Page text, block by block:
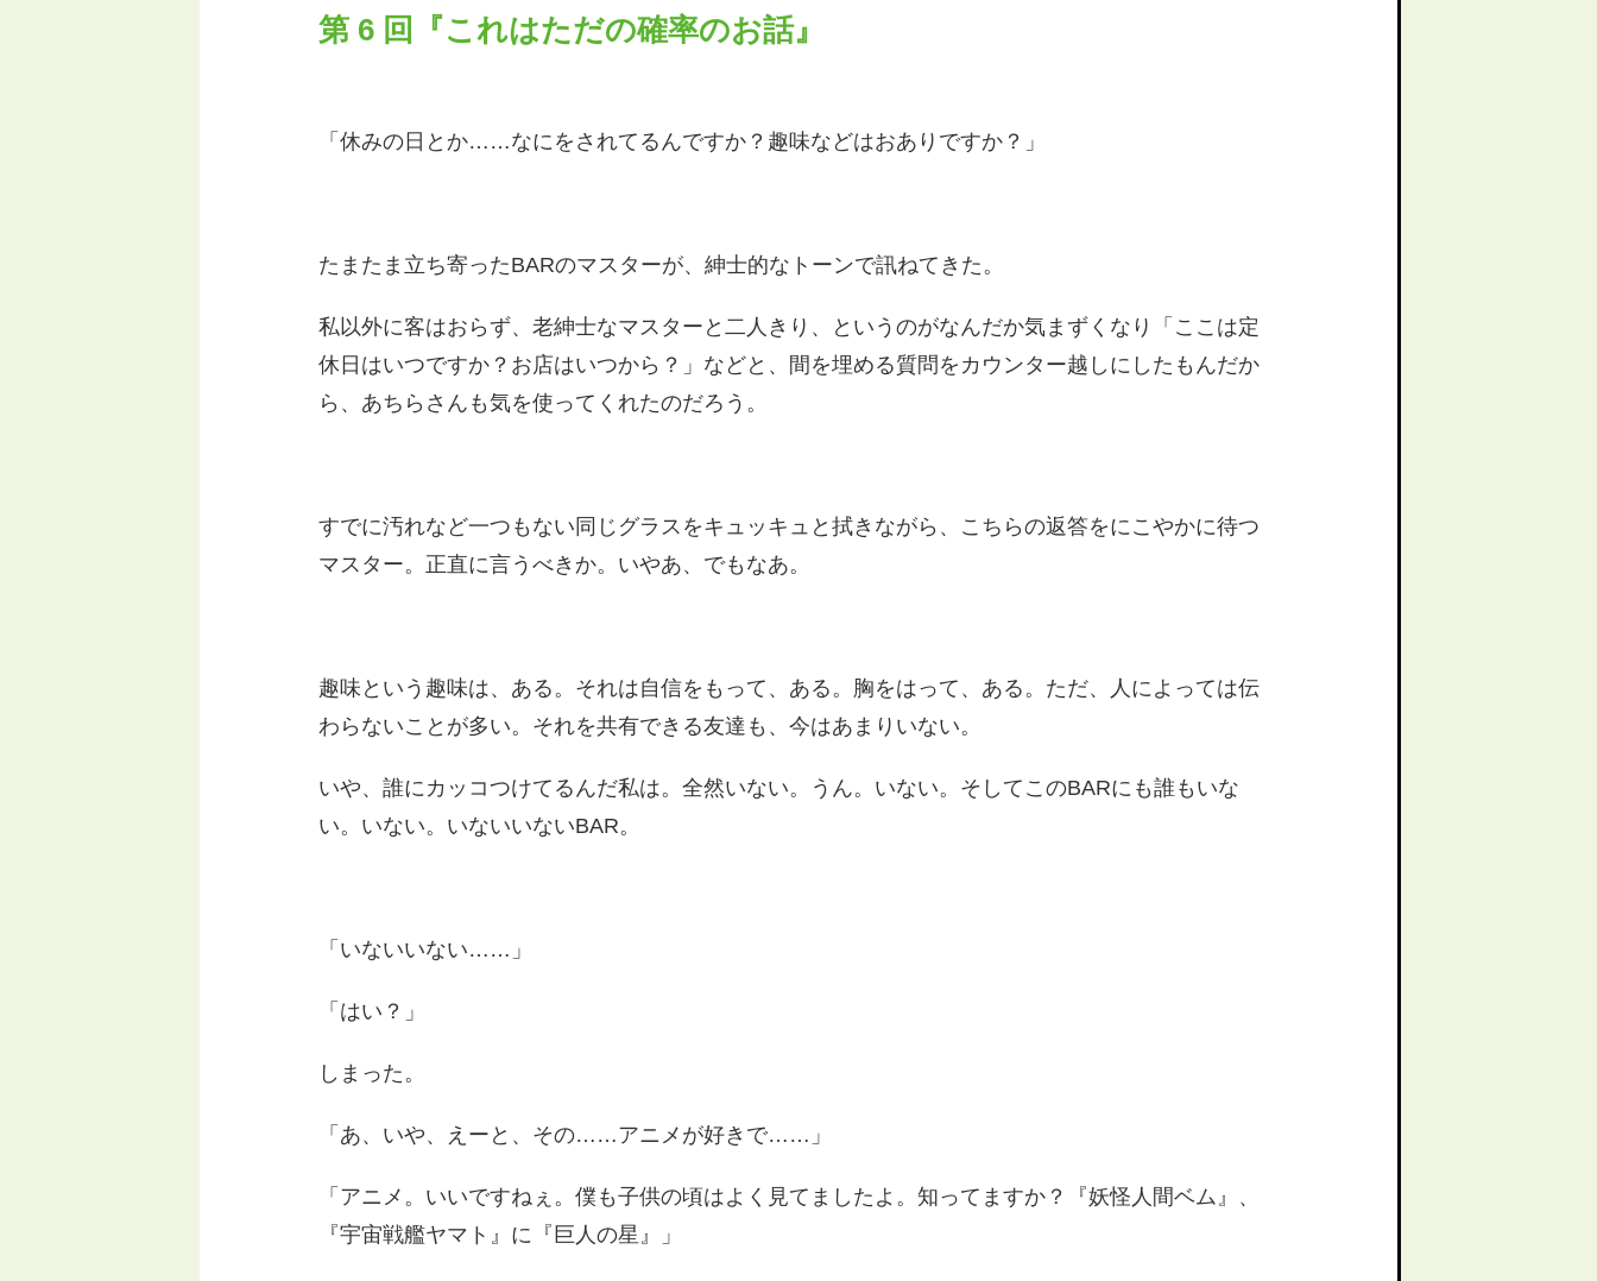
第 6 回『これはただの確率のお話』
「休みの日とか……なにをされてるんですか？趣味などはおありですか？」
たまたま立ち寄ったBARのマスターが、紳士的なトーンで訊ねてきた。
私以外に客はおらず、老紳士なマスターと二人きり、というのがなんだか気まずくなり「ここは定
休日はいつですか？お店はいつから？」などと、間を埋める質問をカウンター越しにしたもんだか
ら、あちらさんも気を使ってくれたのだろう。
すでに汚れなど一つもない同じグラスをキュッキュと拭きながら、こちらの返答をにこやかに待つ
マスター。正直に言うべきか。いやあ、でもなあ。
趣味という趣味は、ある。それは自信をもって、ある。胸をはって、ある。ただ、人によっては伝
わらないことが多い。それを共有できる友達も、今はあまりいない。
いや、誰にカッコつけてるんだ私は。全然いない。うん。いない。そしてこのBARにも誰もいな
い。いない。いないいないBAR。
「いないいない……」
「はい？」
しまった。
「あ、いや、えーと、その……アニメが好きで……」
「アニメ。いいですねぇ。僕も子供の頃はよく見てましたよ。知ってますか？『妖怪人間ベム』、
『宇宙戦艦ヤマト』に『巨人の星』」